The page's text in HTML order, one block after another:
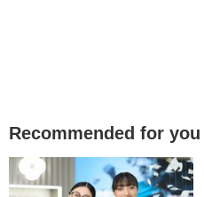
Recommended for you